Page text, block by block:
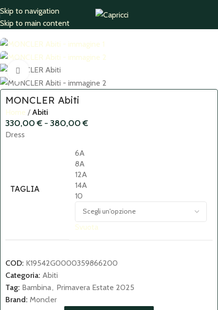
Skip to navigation
Skip to main content
Home Abiti
Click to enlarge
MONCLER Abiti
Home Abiti
330,00€ - 380,00€
Dress
TAGLIA
6A
8A
12A
14A
10
Svuota
COD: K19542G0000359866200
Categoria: Abiti
Tag: Bambina, Primavera Estate 2025
Brand: Moncler